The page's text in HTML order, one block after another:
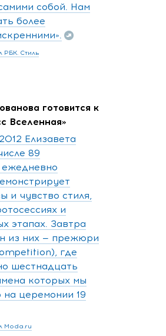
собой. Нам
более
РБК. Стиль
готовится к
Вселенная»
Елизавета
89
ежедневно
и чувство стиля,
и
этапах. Завтра
из них — прежюри
где
шестнадцать
которых мы
на церемонии 19
Moda.ru